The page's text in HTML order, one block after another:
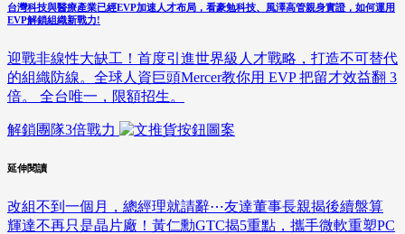
台灣科技與醫療產業已經EVP加速人才布局，看豪勉科技、風澤高管親身實證，如何運用
EVP解鎖組織新戰力!
迎戰非線性大缺工！首度引進世界級人才戰略，打造不可替代
的組織防線。全球人資巨頭Mercer教你用 EVP 把留才效益翻 3
倍。 全台唯一，限額招生。
解鎖團隊3倍戰力
延伸閱讀
改組不到一個月，總經理就請辭⋯友達董事長親揭後續盤算
輝達不再只是晶片廠！黃仁勳GTC揭5重點，攜手微軟重塑PC